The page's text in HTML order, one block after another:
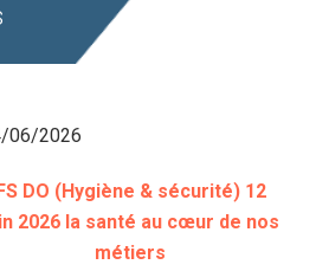
06/2026
DO (Hygiène & sécurité) 12
2026 la santé au cœur de nos
métiers